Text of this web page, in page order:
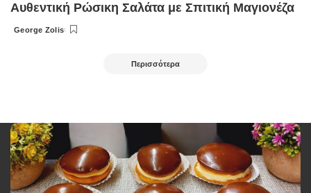
Αυθεντική Ρώσικη Σαλάτα με Σπιτική Μαγιονέζα
Posted
George Zolis
Περισσότερα